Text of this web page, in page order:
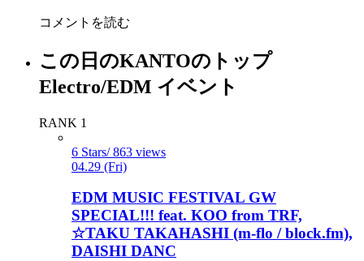
コメントを読む
この日のKANTOのトップ
Electro/EDM イベント
RANK 1
6 Stars/ 863 views
04.29 (Fri)
EDM MUSIC FESTIVAL GW
SPECIAL!!! feat. KOO from TRF,
☆TAKU TAKAHASHI (m-flo / block.fm),
DAISHI DANC